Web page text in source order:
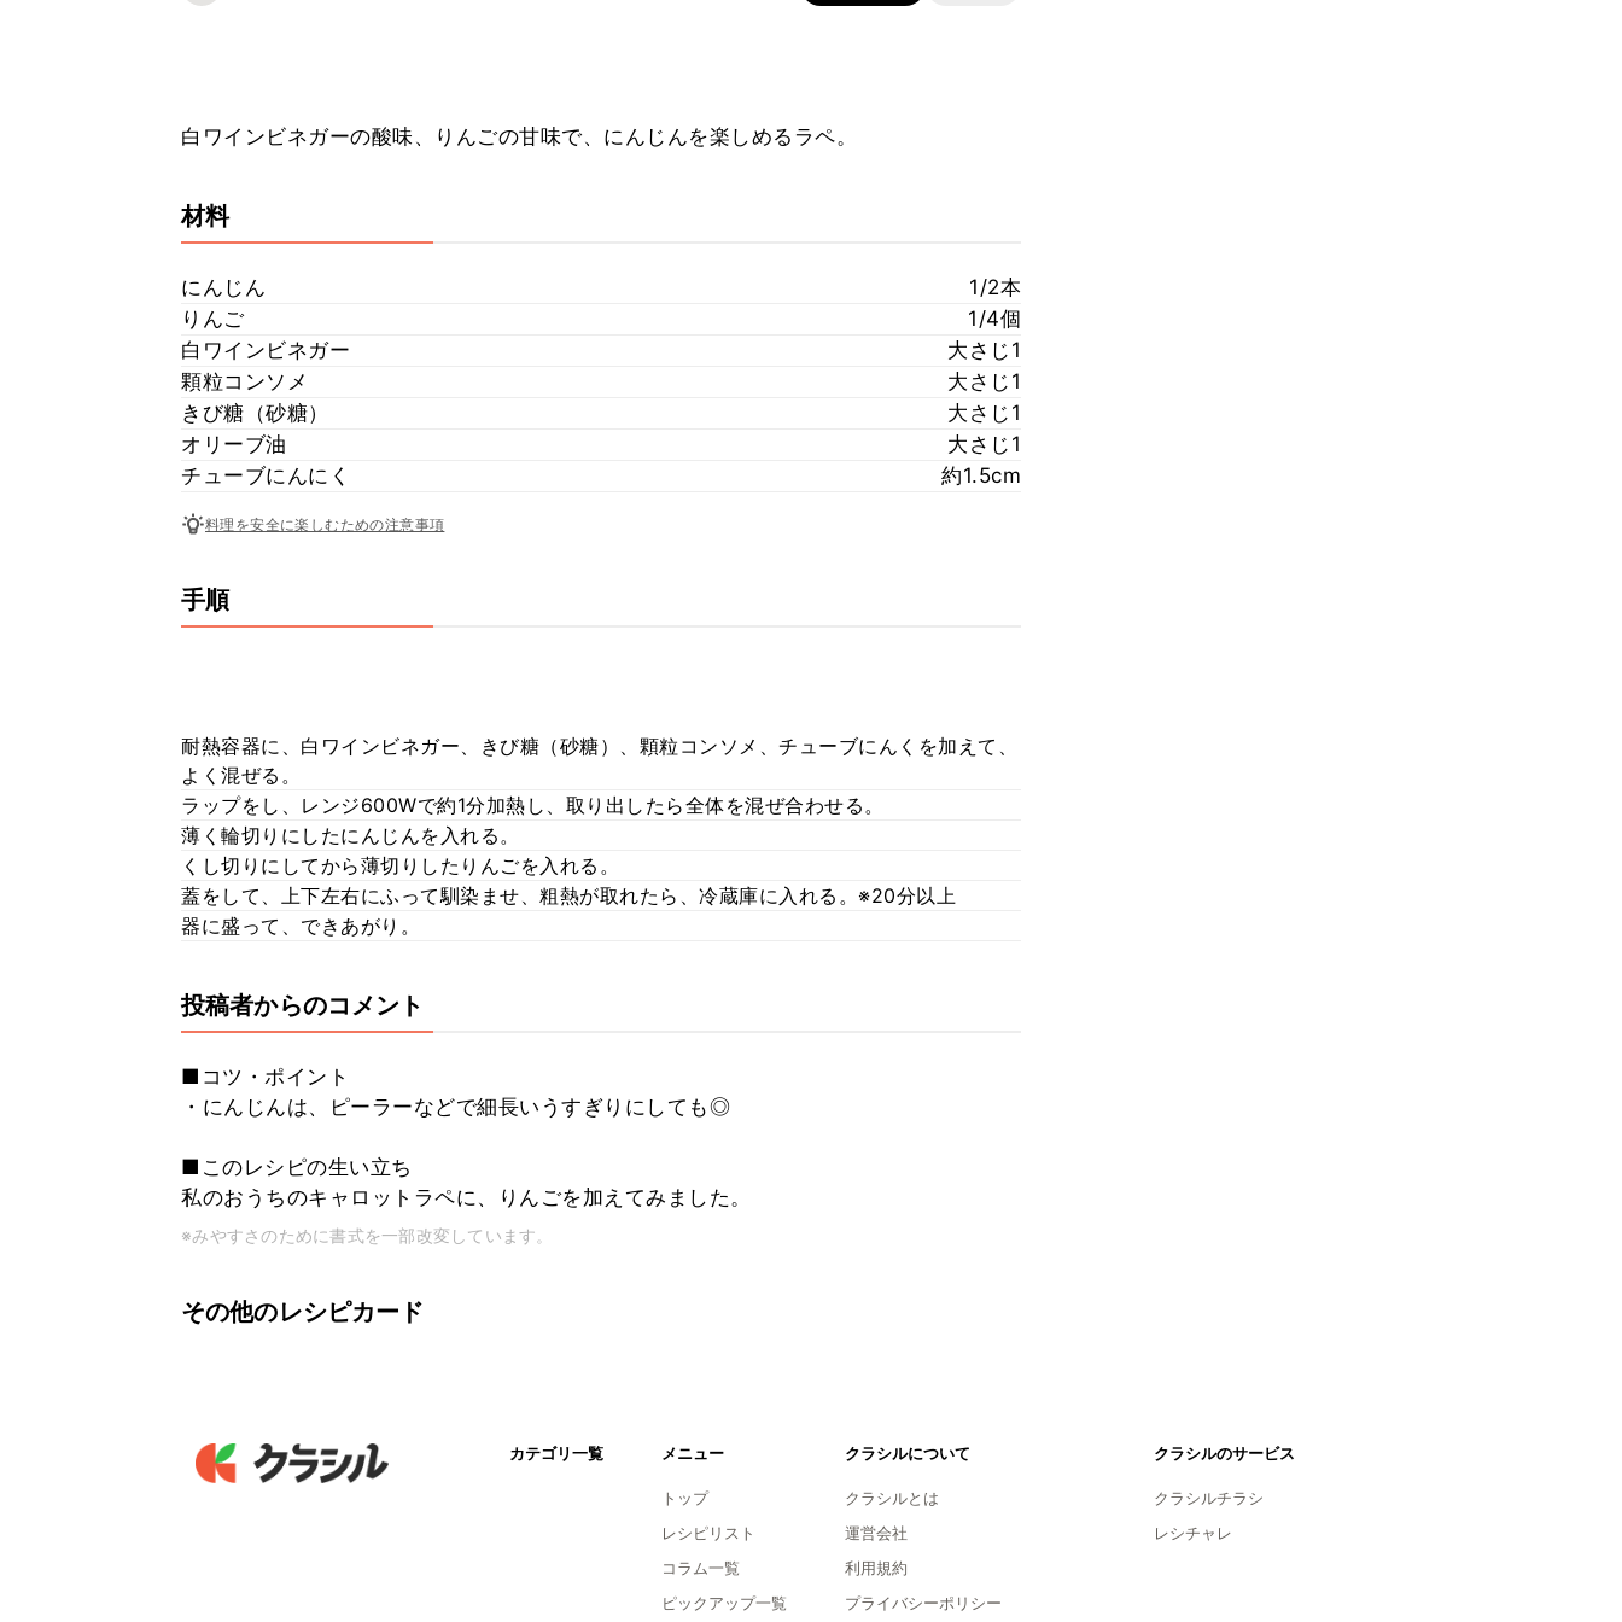
白ワインビネガーの酸味、りんごの甘味で、にんじんを楽しめるラペ。
材料
にんじん
1/2本
りんご
1/4個
白ワインビネガー
大さじ1
顆粒コンソメ
大さじ1
きび糖（砂糖）
大さじ1
オリーブ油
大さじ1
チューブにんにく
約1.5cm
料理を安全に楽しむための注意事項
手順
耐熱容器に、白ワインビネガー、きび糖（砂糖）、顆粒コンソメ、チューブにんくを加えて、
よく混ぜる。
ラップをし、レンジ600Wで約1分加熱し、取り出したら全体を混ぜ合わせる。
薄く輪切りにしたにんじんを入れる。
くし切りにしてから薄切りしたりんごを入れる。
蓋をして、上下左右にふって馴染ませ、粗熱が取れたら、冷蔵庫に入れる。※20分以上
器に盛って、できあがり。
投稿者からのコメント
■コツ・ポイント
・にんじんは、ピーラーなどで細長いうすぎりにしても◎
■このレシピの生い立ち
私のおうちのキャロットラペに、りんごを加えてみました。
※みやすさのために書式を一部改変しています。
その他のレシピカード
カテゴリ一覧 メニュー
トップ
レシピリスト
コラム一覧
ピックアップ一覧
クラシルについて
クラシルとは
運営会社
利用規約
プライバシーポリシー
クラシルのサービス
クラシルチラシ
レシチャレ